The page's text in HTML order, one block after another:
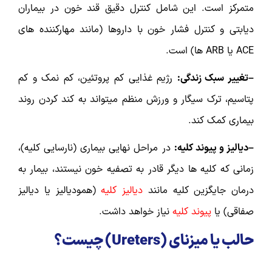
متمرکز است. این شامل کنترل دقیق قند خون در بیماران
دیابتی و کنترل فشار خون با داروها (مانند مهارکننده های
ACE یا ARB ها) است.
–تغییر سبک زندگی: رژیم غذایی کم پروتئین، کم نمک و کم
پتاسیم، ترک سیگار و ورزش منظم میتواند به کند کردن روند
بیماری کمک کند.
–دیالیز و پیوند کلیه: در مراحل نهایی بیماری (نارسایی کلیه)،
زمانی که کلیه ها دیگر قادر به تصفیه خون نیستند، بیمار به
درمان جایگزین کلیه مانند دیالیز کلیه(همودیالیز یا دیالیز
صفاقی) یا پیوند کلیه نیاز خواهد داشت.
حالب یا میزنای (Ureters) چیست؟